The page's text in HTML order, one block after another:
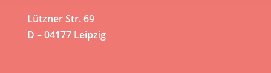
Lützner Str. 69
D – 04177 Leipzig